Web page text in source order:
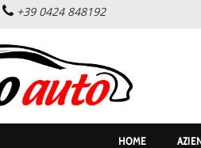
+39 0424 848192
HOME